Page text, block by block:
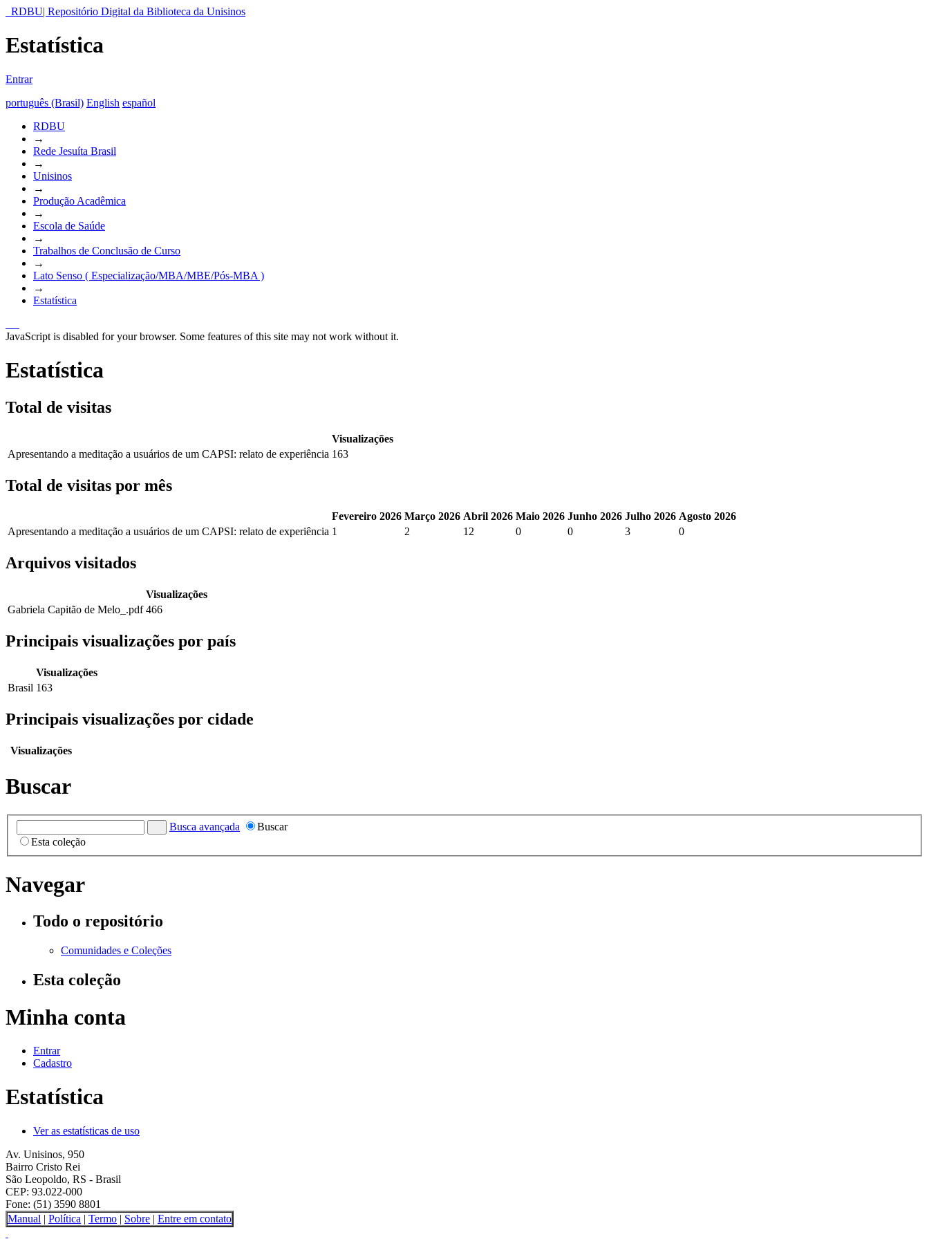
RDBU| Repositório Digital da Biblioteca da Unisinos
Estatística
Entrar
português (Brasil) English español
RDBU
→
Rede Jesuíta Brasil
→
Unisinos
→
Produção Acadêmica
→
Escola de Saúde
→
Trabalhos de Conclusão de Curso
→
Lato Senso ( Especialização/MBA/MBE/Pós-MBA )
→
Estatística
JavaScript is disabled for your browser. Some features of this site may not work without it.
Estatística
Total de visitas
Visualizações
Apresentando a meditação a usuários de um CAPSI: relato de experiência 163
Total de visitas por mês
Fevereiro 2026 Março 2026 Abril 2026 Maio 2026 Junho 2026 Julho 2026 Agosto 2026
Apresentando a meditação a usuários de um CAPSI: relato de experiência 1 2 12 0 0 3 0
Arquivos visitados
Visualizações
Gabriela Capitão de Melo_.pdf 466
Principais visualizações por país
Visualizações
Brasil 163
Principais visualizações por cidade
Visualizações
Buscar
Busca avançada
Buscar
Esta coleção
Navegar
Todo o repositório
Comunidades e Coleções
Esta coleção
Minha conta
Entrar
Cadastro
Estatística
Ver as estatísticas de uso
Av. Unisinos, 950
Bairro Cristo Rei
São Leopoldo, RS - Brasil
CEP: 93.022-000
Fone: (51) 3590 8801
Manual | Política | Termo | Sobre | Entre em contato